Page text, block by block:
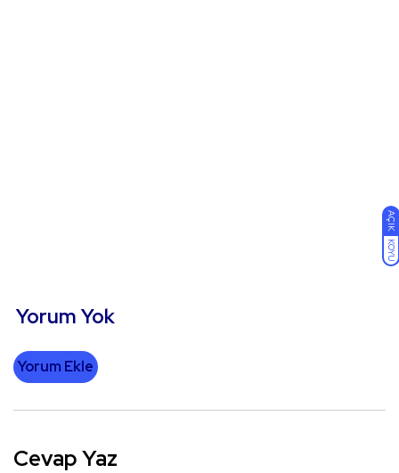
AÇIK
KOYU
Yorum Yok
Yorum Ekle
Cevap Yaz